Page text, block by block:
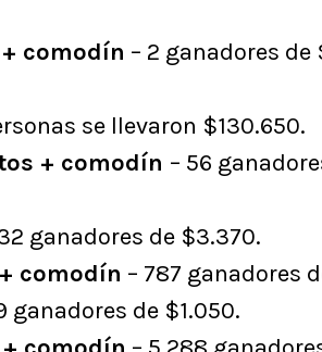
comodín – 2 ganadores de
se llevaron $130.650.
+ comodín – 56
ganadores de $3.370.
comodín – 787 ganadores
ganadores de $1.050.